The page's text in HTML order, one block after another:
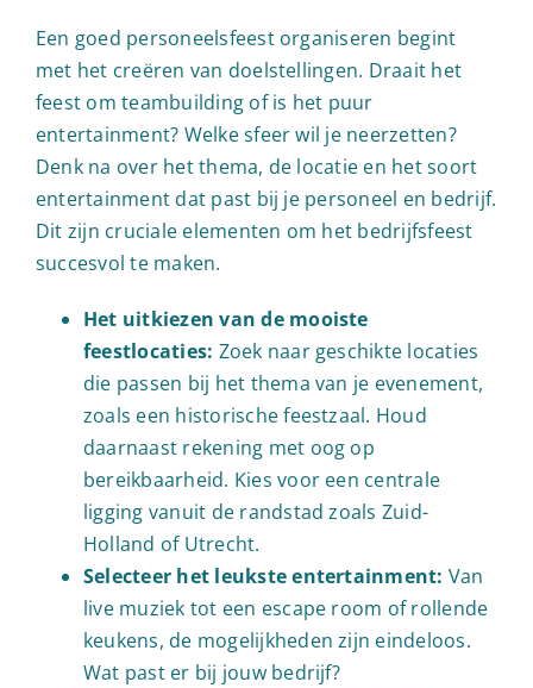
Een goed personeelsfeest organiseren begint
met het creëren van doelstellingen. Draait het
feest om teambuilding of is het puur
entertainment? Welke sfeer wil je neerzetten?
Denk na over het thema, de locatie en het soort
entertainment dat past bij je personeel en bedrijf.
Dit zijn cruciale elementen om het bedrijfsfeest
succesvol te maken.
Het uitkiezen van de mooiste
feestlocaties: Zoek naar geschikte locaties
die passen bij het thema van je evenement,
zoals een historische feestzaal. Houd
daarnaast rekening met oog op
bereikbaarheid. Kies voor een centrale
ligging vanuit de randstad zoals Zuid-
Holland of Utrecht.
Selecteer het leukste entertainment: Van
live muziek tot een escape room of rollende
keukens, de mogelijkheden zijn eindeloos.
Wat past er bij jouw bedrijf?